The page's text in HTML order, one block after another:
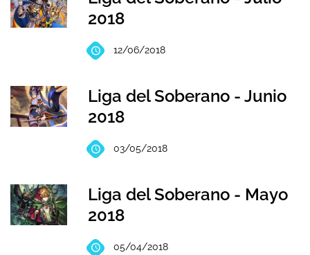
2018
12/06/2018
Liga del Soberano - Junio
2018
03/05/2018
Liga del Soberano - Mayo
2018
05/04/2018